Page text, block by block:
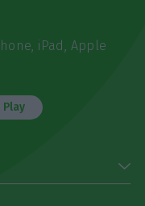
iPad, Apple
Play